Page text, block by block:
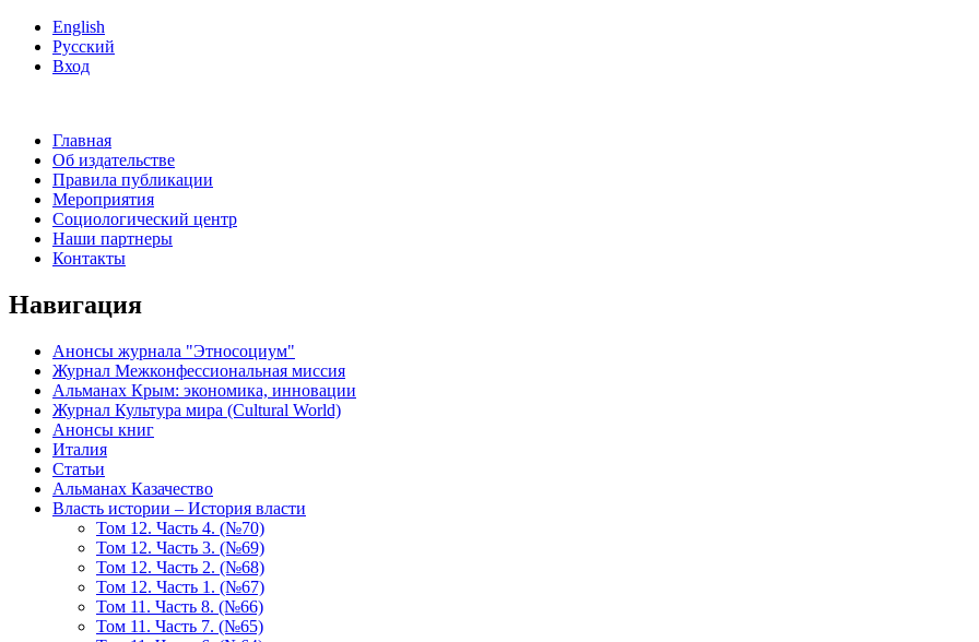
English
Русский
Вход
Главная
Об издательстве
Правила публикации
Мероприятия
Социологический центр
Наши партнеры
Контакты
Навигация
Анонсы журнала "Этносоциум"
Журнал Межконфессиональная миссия
Альманах Крым: экономика, инновации
Журнал Культура мира (Cultural World)
Анонсы книг
Италия
Статьи
Альманах Казачество
Власть истории – История власти
Том 12. Часть 4. (№70)
Том 12. Часть 3. (№69)
Том 12. Часть 2. (№68)
Том 12. Часть 1. (№67)
Том 11. Часть 8. (№66)
Том 11. Часть 7. (№65)